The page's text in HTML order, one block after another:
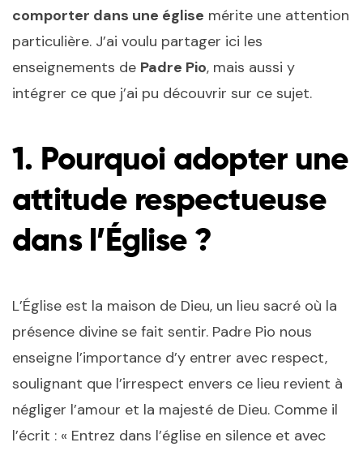
comporter dans une église mérite une attention
particulière. J’ai voulu partager ici les
enseignements de Padre Pio, mais aussi y
intégrer ce que j’ai pu découvrir sur ce sujet.
1. Pourquoi adopter une
attitude respectueuse
dans l’Église ?
L’Église est la maison de Dieu, un lieu sacré où la
présence divine se fait sentir. Padre Pio nous
enseigne l’importance d’y entrer avec respect,
soulignant que l’irrespect envers ce lieu revient à
négliger l’amour et la majesté de Dieu. Comme il
l’écrit : « Entrez dans l’église en silence et avec